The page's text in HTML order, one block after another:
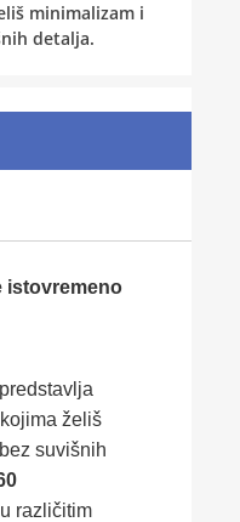
minimalizam i
detalja.
istovremeno
predstavlja
želiš
suvišnih
različitim